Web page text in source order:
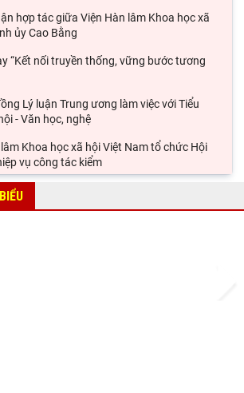
hợp tác giữa Viện Hàn lâm Khoa học xã
ủy Cao Bằng
“Kết nối truyền thống, vững bước tương
Lý luận Trung ương làm việc với Tiểu
- Văn học, nghệ
Khoa học xã hội Việt Nam tổ chức Hội
vụ công tác kiểm
Hội thảo khoa học quốc gia "Danh nhân